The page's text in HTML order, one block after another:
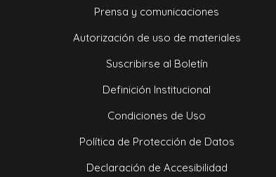
Prensa y comunicaciones
Autorización de uso de materiales
Suscribirse al Boletín
Definición Institucional
Condiciones de Uso
Política de Protección de Datos
Declaración de Accesibilidad